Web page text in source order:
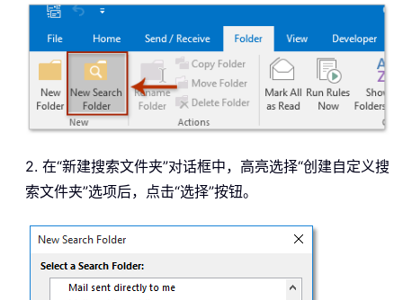
2. 在“新建搜索文件夹”对话框中，高亮选择“创建自定义搜
索文件夹”选项后，点击“选择”按钮。